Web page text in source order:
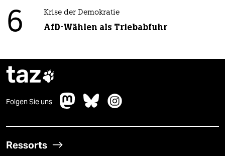
6 Krise der Demokratie
AfD-Wählen als Triebabfuhr
taz
Folgen Sie uns
Ressorts